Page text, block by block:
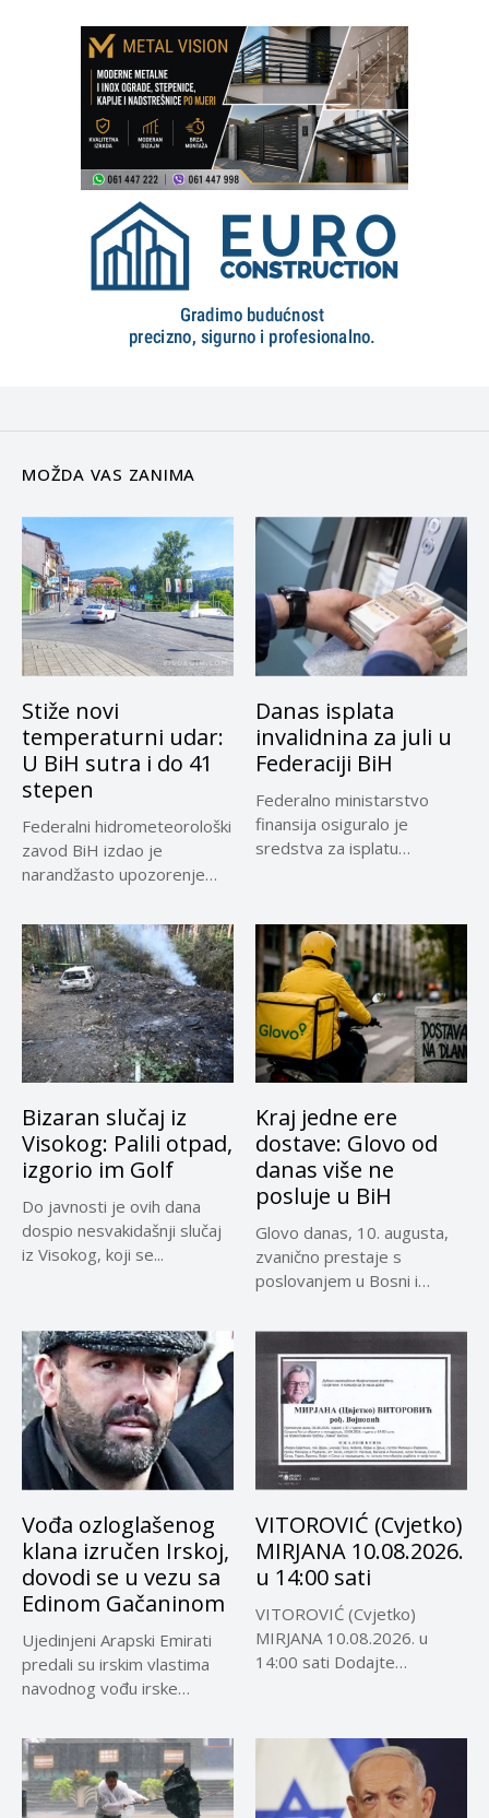
MOŽDA VAS ZANIMA
Stiže novi
temperaturni udar:
U BiH sutra i do 41
stepen
Federalni hidrometeorološki
zavod BiH izdao je
narandžasto upozorenje
temperature...
Danas isplata
invalidnina za juli u
Federaciji BiH
Federalno ministarstvo
finansija osiguralo je
sredstva za isplatu
Bizaran slučaj iz
Visokog: Palili otpad,
izgorio im Golf
Do javnosti je ovih dana
dospio nesvakidašnji slučaj
iz Visokog, koji se...
Kraj jedne ere
dostave: Glovo od
danas više ne
posluje u BiH
Glovo danas, 10. augusta,
zvanično prestaje s
poslovanjem u Bosni i
Vođa ozloglašenog
klana izručen Irskoj,
dovodi se u vezu sa
Edinom Gačaninom
Ujedinjeni Arapski Emirati
predali su irskim vlastima
navodnog vođu irske
VITOROVIĆ (Cvjetko)
MIRJANA 10.08.2026.
u 14:00 sati
VITOROVIĆ (Cvjetko)
MIRJANA 10.08.2026. u
14:00 sati Dodajte